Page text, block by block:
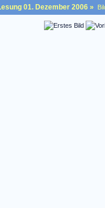
01. Dezember 2006 »